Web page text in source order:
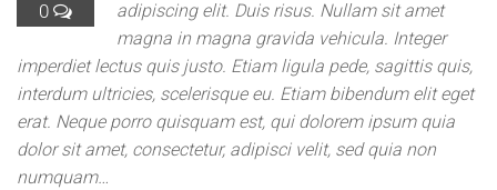
0
adipiscing elit. Duis risus. Nullam sit amet
magna in magna gravida vehicula. Integer
imperdiet lectus quis justo. Etiam ligula pede, sagittis quis,
interdum ultricies, scelerisque eu. Etiam bibendum elit eget
erat. Neque porro quisquam est, qui dolorem ipsum quia
dolor sit amet, consectetur, adipisci velit, sed quia non
numquam…